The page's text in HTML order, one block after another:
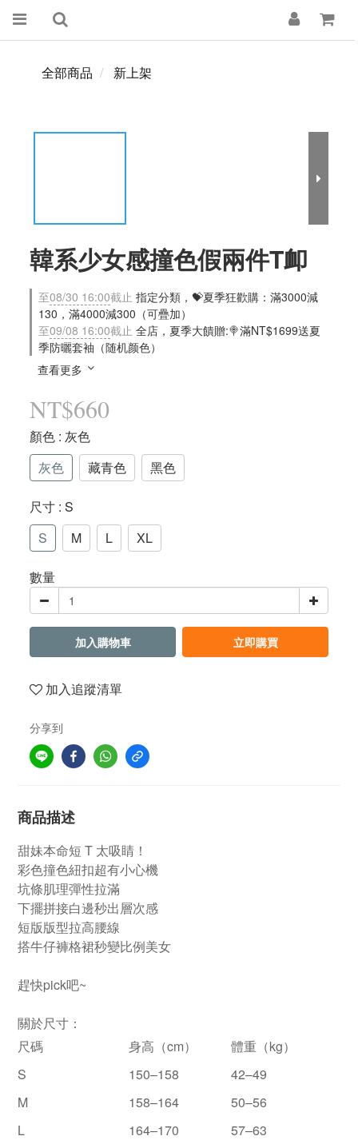
全部商品 新上架
韓系少女感撞色假兩件T卹
至08/30 16:00截止 指定分類，💝夏季狂歡購：滿3000減
130，滿4000減300（可疊加）
至09/08 16:00截止 全店，夏季大饋贈:🍭滿NT$1699送夏
季防曬套袖（随机颜色）
查看更多
NT$660
顏色 : 灰色
灰色
藏青色 黑色
尺寸 : S
S
M L XL
數量
加入購物車 立即購買
加入追蹤清單
分享到
商品描述
甜妹本命短 T 太吸睛！
彩色撞色紐扣超有小心機
坑條肌理彈性拉滿
下擺拼接白邊秒出層次感
短版版型拉高腰線
搭牛仔褲格裙秒變比例美女
趕快pick吧~
關於尺寸：
尺碼
身高（cm） 體重（kg）
S
150–158
42–49
M
158–164
50–56
L
164–170
57–63